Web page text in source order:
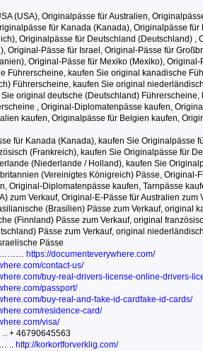
(USA), Originalpässe für Australien,
für Kanada (Kanada), Originalpässe
Originalpässe für Deutschland (Deutschland) ,
Original-Pässe für Israel, Original-Pässe für
Original-Pässe für Mexiko (Mexiko),
Führerscheine, kaufen Sie original kanadische
Führerscheine, kaufen Sie original
original deutsche (Deutschland)
, Original-Diplomatenpässe kaufen,
kaufen, Originalpässe für Belgien kaufen,
für Kanada (Kanada), kaufen Sie Originalpässe
(Frankreich), kaufen Sie Originalpässe für
(Niederlande / Holland), kaufen Sie
(Vereinigtes Königreich) Pässe, Original-
Original-Diplomatenpässe kaufen, Tarnpässe
zum Verkauf, Original-E-Pässe für Australien
(Brasilien) Pässe zum Verkauf, original
(Finnland) Pässe zum Verkauf, original
Pässe zum Verkauf, original
Pässe
……… https://documenteverywhere.com/
contact-us/
buy-real-drivers-license-online-drivers-
passport/
buy-real-and-fake-id-cardfake-id-cards/
residence-card/
visa/
+ 46790645563
.. http://korkortforverklig.com/